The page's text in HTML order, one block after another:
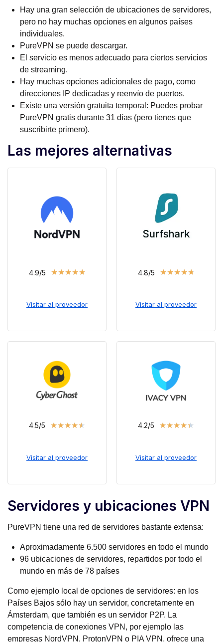
Hay una gran selección de ubicaciones de servidores,
pero no hay muchas opciones en algunos países
individuales.
PureVPN se puede descargar.
El servicio es menos adecuado para ciertos servicios
de streaming.
Hay muchas opciones adicionales de pago, como
direcciones IP dedicadas y reenvío de puertos.
Existe una versión gratuita temporal: Puedes probar
PureVPN gratis durante 31 días (pero tienes que
suscribirte primero).
Las mejores alternativas
4.9/5 ★★★★★
Visitar al proveedor
4.8/5 ★★★★★
Visitar al proveedor
4.5/5 ★★★★★
Visitar al proveedor
4.2/5 ★★★★★
Visitar al proveedor
Servidores y ubicaciones VPN
PureVPN tiene una red de servidores bastante extensa:
Aproximadamente 6.500 servidores en todo el mundo
96 ubicaciones de servidores, repartidos por todo el
mundo en más de 78 países
Como ejemplo local de opciones de servidores: en los
Países Bajos sólo hay un servidor, concretamente en
Ámsterdam, que también es un servidor P2P. La
competencia de conexiones VPN, por ejemplo las
empresas NordVPN, ProtonVPN o PIA VPN, ofrece una